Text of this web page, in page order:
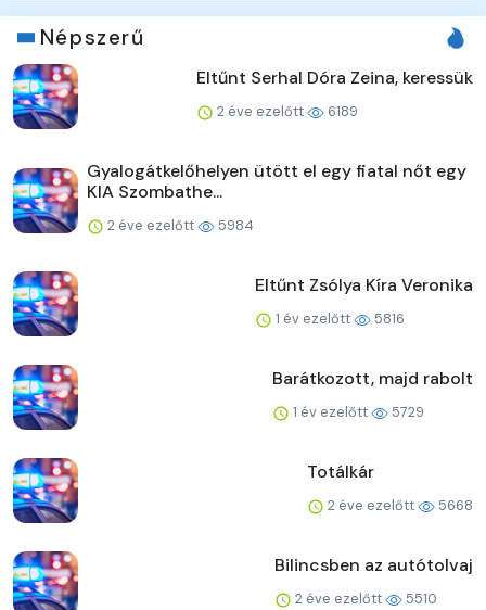
Népszerű
Eltűnt Serhal Dóra Zeina, keressük
2 éve ezelőtt 6189
Gyalogátkelőhelyen ütött el egy fiatal nőt egy
KIA Szombathe...
2 éve ezelőtt 5984
Eltűnt Zsólya Kíra Veronika
1 év ezelőtt 5816
Barátkozott, majd rabolt
1 év ezelőtt 5729
Totálkár
2 éve ezelőtt 5668
Bilincsben az autótolvaj
2 éve ezelőtt 5510